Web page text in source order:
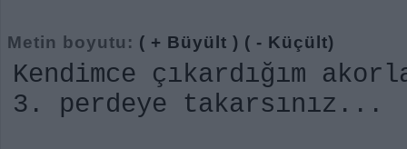
Metin boyutu: ( + Büyült ) ( - Küçült)
Kendimce çıkardığım
3. perdeye takarsınız...